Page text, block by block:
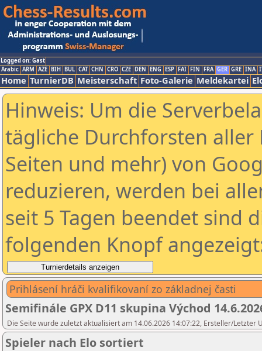
Logged on: Gast
Arabic ARM AZE BIH BUL CAT CHN CRO CZE DEN ENG ESP FAI FIN FRA GER GRE INA
Home TurnierDB Meisterschaft Foto-Galerie Meldekartei
Hinweis: Um die
tägliche Durchforsten aller
Seiten und mehr) von
reduzieren, werden bei
seit 5 Tagen beendet sind
folgenden Knopf
Prihlásení hráči kvalifikovaní zo základnej časti
Semifinále GPX D11 skupina Východ
Die Seite wurde zuletzt aktualisiert am 14.06.2026 14:07:22, Ersteller/Letzter
Spieler nach Elo sortiert